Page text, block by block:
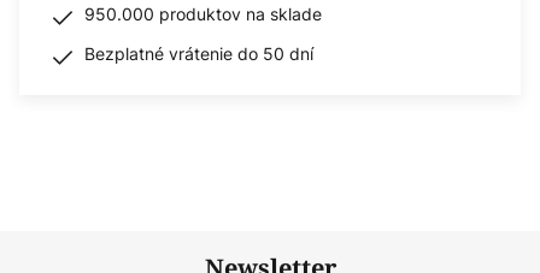
950.000 produktov na sklade
Bezplatné vrátenie do 50 dní